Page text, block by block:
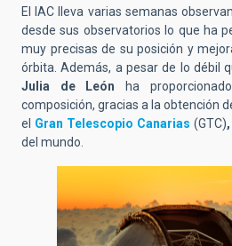
EI IAC lleva varias semanas
desde sus observatorios lo que ha
muy precisas de su posición y
órbita. Además, a pesar de lo débil
Julia de León ha
composición, gracias a la obtención
el Gran Telescopio Canarias (GTC),
del mundo.